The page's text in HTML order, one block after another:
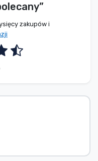
zakupów i